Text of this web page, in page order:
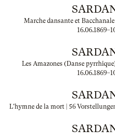
Marche dansante et
16.06.1869–
Les Amazones (Danse
16.06.1869–
L'hymne de la mort | 56